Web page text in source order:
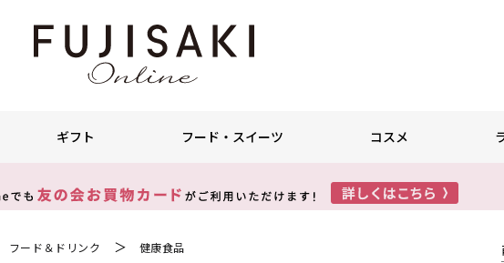
ギフト フード・スイーツ コスメ
フード＆ドリンク ＞ 健康食品